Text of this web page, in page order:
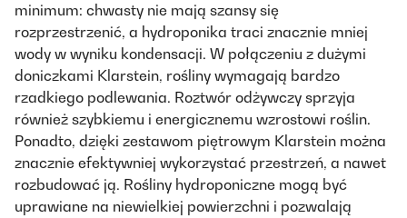
minimum: chwasty nie mają szansy się
rozprzestrzenić, a hydroponika traci znacznie mniej
wody w wyniku kondensacji. W połączeniu z dużymi
doniczkami Klarstein, rośliny wymagają bardzo
rzadkiego podlewania. Roztwór odżywczy sprzyja
również szybkiemu i energicznemu wzrostowi roślin.
Ponadto, dzięki zestawom piętrowym Klarstein można
znacznie efektywniej wykorzystać przestrzeń, a nawet
rozbudować ją. Rośliny hydroponiczne mogą być
uprawiane na niewielkiej powierzchni i pozwalają